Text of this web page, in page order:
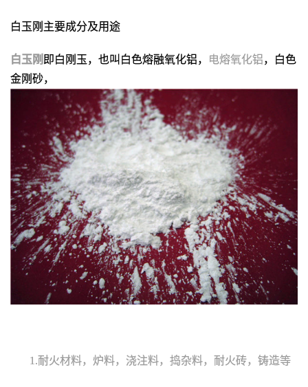
白玉刚主要成分及用途
白玉刚 即白刚玉，也叫白色熔融氧化铝， 电熔氧化铝，白色
金刚砂，
1.耐火材料，炉料，浇注料，捣杂料，耐火砖，铸造等